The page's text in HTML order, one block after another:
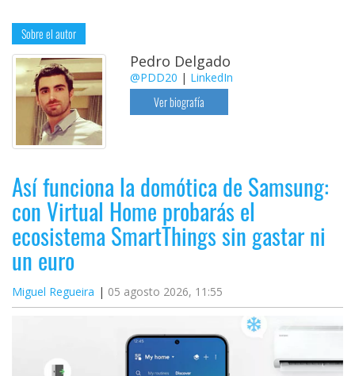
Sobre el autor
Pedro Delgado
@PDD20 | LinkedIn
Ver biografía
Así funciona la domótica de Samsung:
con Virtual Home probarás el
ecosistema SmartThings sin gastar ni
un euro
Miguel Regueira 05 agosto 2026, 11:55